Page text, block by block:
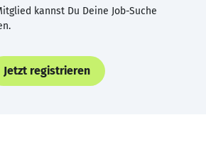
kannst Du Deine Job-Suche
Jetzt registrieren